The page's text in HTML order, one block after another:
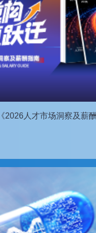
2026人才市场洞察及薪酬